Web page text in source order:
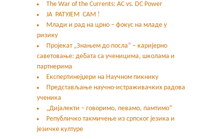
The War of the Currents: AC vs. DC Power
ЈА РАТУЈЕМ САМ !
Млади и рад на црно – фокус на младе у
ризику
Пројекат „Знањем до посла“ – каријерно
саветовање: дебата са ученицима, школама и
партнерима
Експертинејџери на Научном пикнику
Представљање научно-истраживачких радова
ученика
„Дијалекти – говоримо, певамо, памтимо“
Републичко такмичење из српског језика и
језичке културе